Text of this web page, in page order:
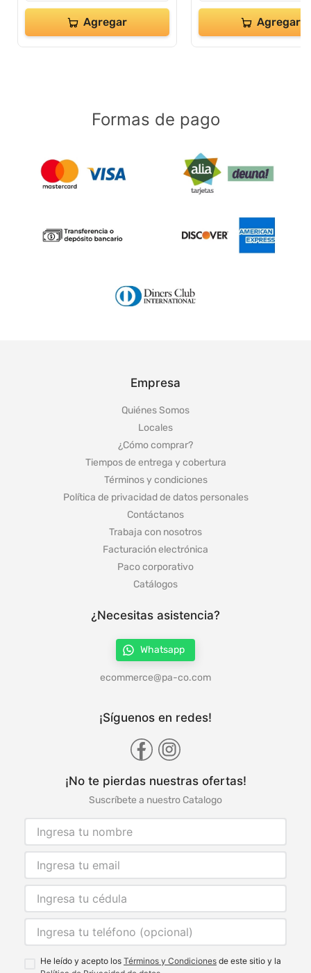
Agregar Agregar
Formas de pago
Empresa
Quiénes Somos
Locales
¿Cómo comprar?
Tiempos de entrega y cobertura
Términos y condiciones
Política de privacidad de datos personales
Contáctanos
Trabaja con nosotros
Facturación electrónica
Paco corporativo
Catálogos
¿Necesitas asistencia?
Whatsapp
ecommerce@pa-co.com
¡Síguenos en redes!
¡No te pierdas nuestras ofertas!
Suscríbete a nuestro Catalogo
He leído y acepto los Términos y Condiciones de este sitio y la